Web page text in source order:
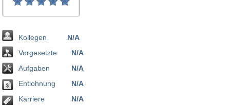
Kollegen
Vorgesetzte
Aufgaben
Entlohnung
Karriere
N/A
N/A
N/A
N/A
N/A